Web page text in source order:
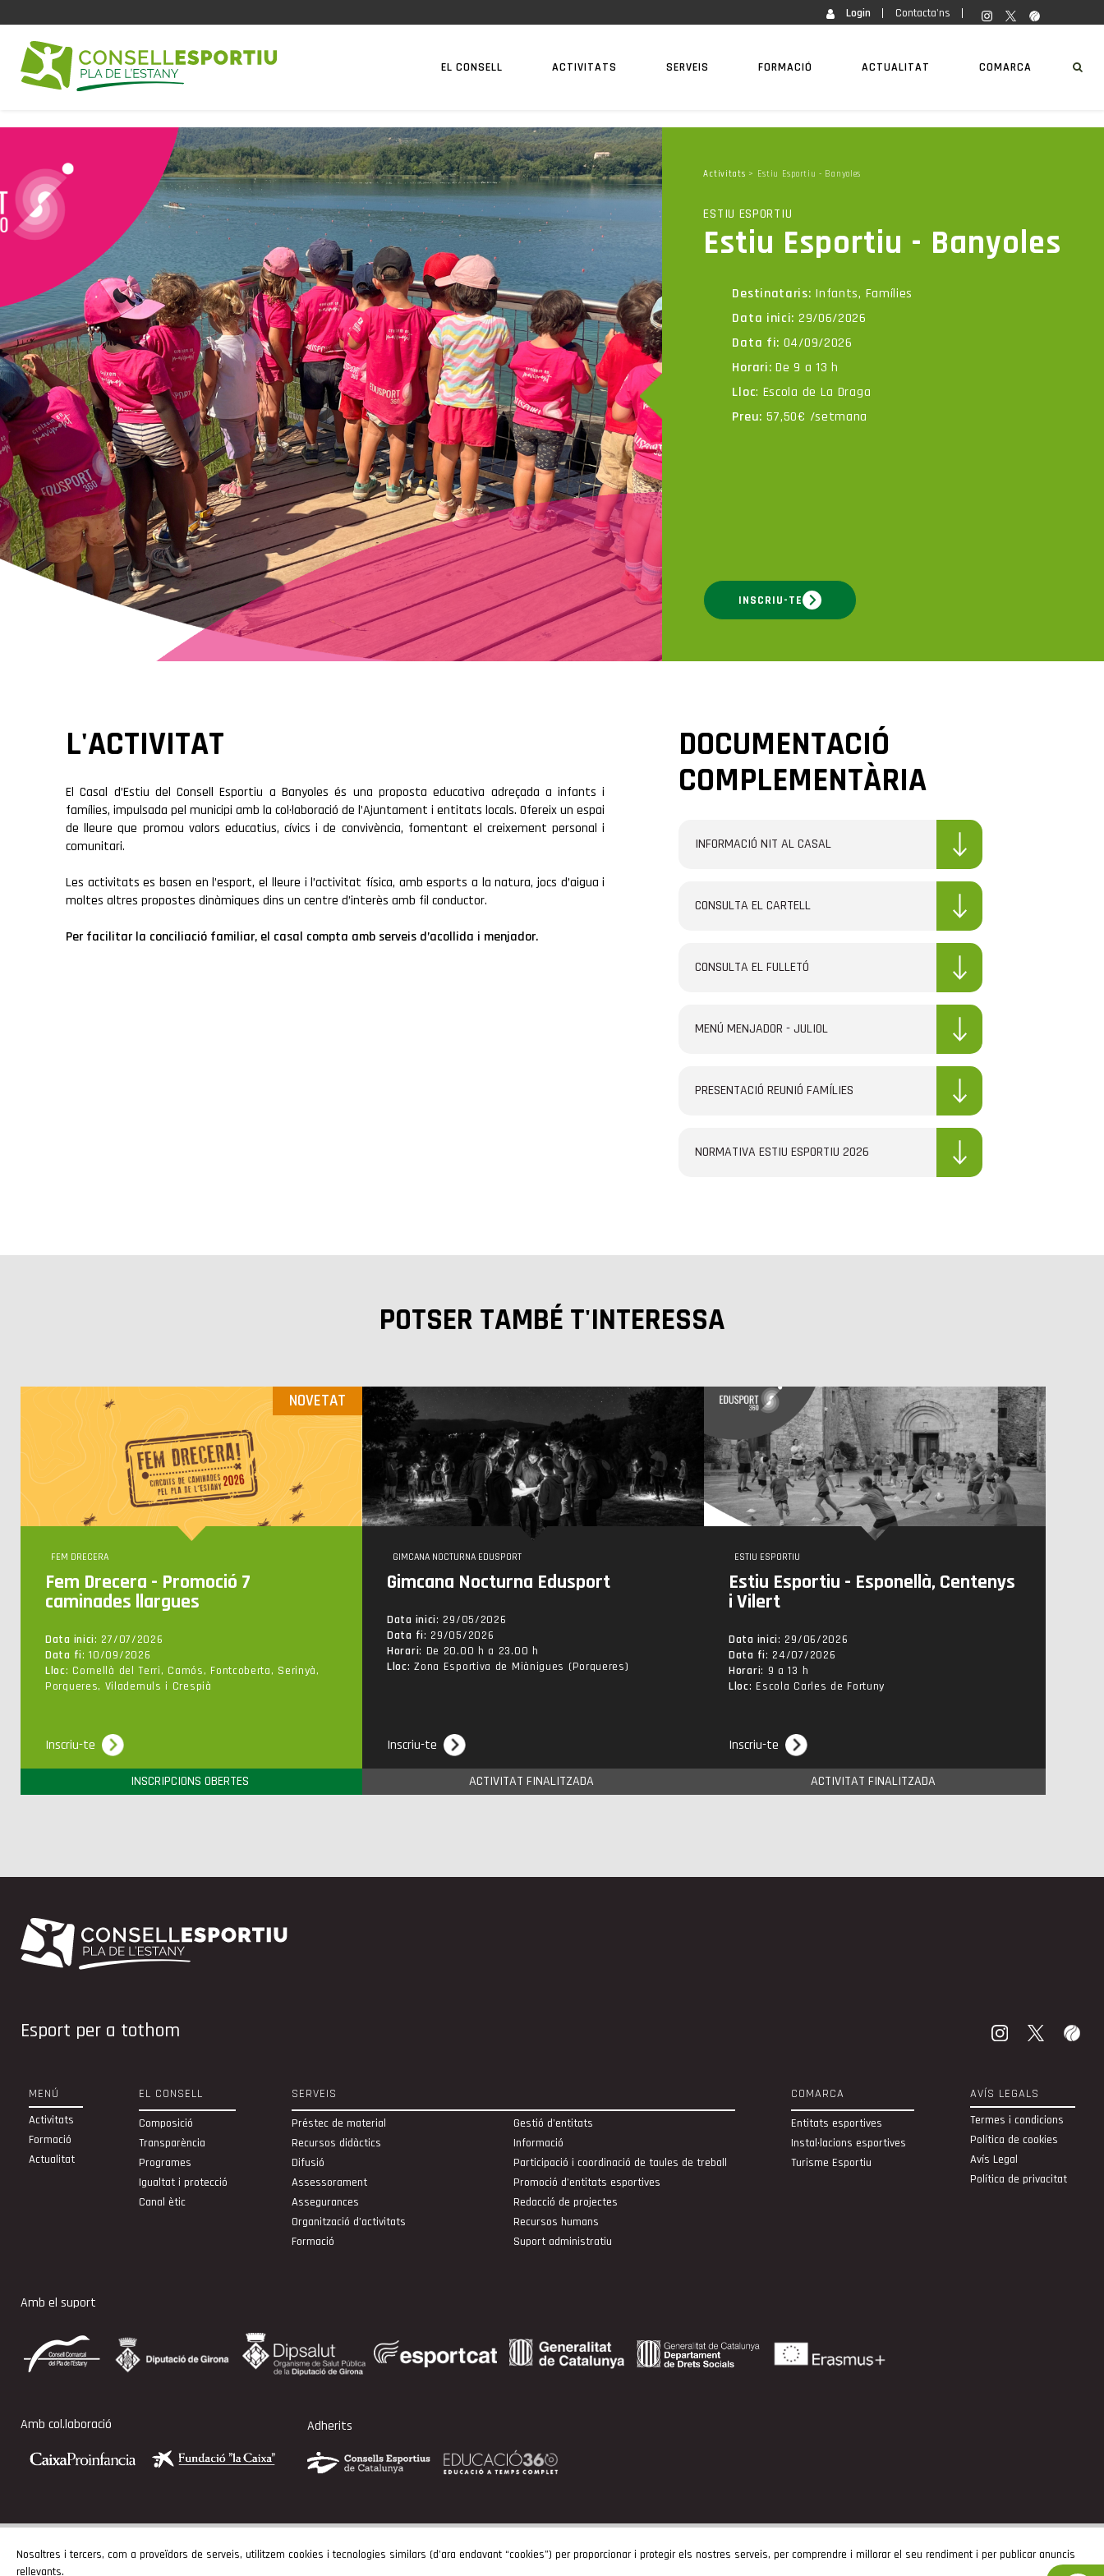
Nosaltres i tercers, com a proveïdors de serveis, utilitzem cookies i tecnologies similars (d'ara endavant “cookies”) per proporcionar i protegir els nostres serveis, per comprendre i millorar el seu rendiment i per publicar anuncis
rellevants.
Login Contacta'ns
EL CONSELL ACTIVITATS SERVEIS FORMACIÓ ACTUALITAT COMARCA
Activitats > Estiu Esportiu - Banyoles
ESTIU ESPORTIU
Estiu Esportiu - Banyoles
Destinataris: Infants, Famílies
Data inici: 29/06/2026
Data fi: 04/09/2026
Horari: De 9 a 13 h
Lloc: Escola de La Draga
Preu: 57,50€ /setmana
INSCRIU-TE
L'ACTIVITAT
El Casal d’Estiu del Consell Esportiu a Banyoles és una proposta educativa adreçada a infants i
famílies, impulsada pel municipi amb la col·laboració de l’Ajuntament i entitats locals. Ofereix un espai
de lleure que promou valors educatius, cívics i de convivència, fomentant el creixement personal i
comunitari.
Les activitats es basen en l’esport, el lleure i l’activitat física, amb esports a la natura, jocs d’aigua i
moltes altres propostes dinàmiques dins un centre d’interès amb fil conductor.
Per facilitar la conciliació familiar, el casal compta amb serveis d’acollida i menjador.
DOCUMENTACIÓ
COMPLEMENTÀRIA
INFORMACIÓ NIT AL CASAL
CONSULTA EL CARTELL
CONSULTA EL FULLETÓ
MENÚ MENJADOR - JULIOL
PRESENTACIÓ REUNIÓ FAMÍLIES
NORMATIVA ESTIU ESPORTIU 2026
POTSER TAMBÉ T'INTERESSA
INSCRIPCIONS OBERTES
FEM DRECERA
Fem Drecera - Promoció 7
caminades llargues
Data inici: 27/07/2026
Data fi: 10/09/2026
Lloc: Cornellà del Terri, Camós, Fontcoberta, Serinyà,
Porqueres, Vilademuls i Crespià
Inscriu-te
NOVETAT
ACTIVITAT FINALITZADA
GIMCANA NOCTURNA EDUSPORT
Gimcana Nocturna Edusport
Data inici: 29/05/2026
Data fi: 29/05/2026
Horari: De 20.00 h a 23.00 h
Lloc: Zona Esportiva de Miànigues (Porqueres)
Inscriu-te
ACTIVITAT FINALITZADA
ESTIU ESPORTIU
Estiu Esportiu - Esponellà, Centenys
i Vilert
Data inici: 29/06/2026
Data fi: 24/07/2026
Horari: 9 a 13 h
Lloc: Escola Carles de Fortuny
Inscriu-te
Esport per a tothom
MENÚ
Activitats
Formació
Actualitat
EL CONSELL
Composició
Transparència
Programes
Igualtat i protecció
Canal ètic
SERVEIS
Préstec de material
Recursos didàctics
Difusió
Assessorament
Assegurances
Organització d’activitats
Formació
Gestió d'entitats
Informació
Participació i coordinació de taules de treball
Promoció d'entitats esportives
Redacció de projectes
Recursos humans
Suport administratiu
COMARCA
Entitats esportives
Instal·lacions esportives
Turisme Esportiu
AVÍS LEGALS
Termes i condicions
Política de cookies
Avís Legal
Política de privacitat
Amb el suport
Amb col.laboració Adherits